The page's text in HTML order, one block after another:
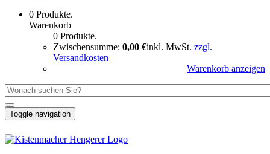
0 Produkte.
Warenkorb
0 Produkte.
Zwischensumme: 0,00 €inkl. MwSt. zzgl.
Versandkosten
Warenkorb anzeigen
Toggle navigation